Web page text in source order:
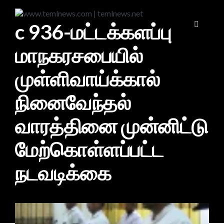
c 936-மட்டக்களப்பு
மாநகரசபையில்
முள்ளிவாய்க்கால்
நினைவேந்தல்
வாரத்தினை முன்னிட்டு
மேற்கொள்ளப்பட்ட
நடவடிக்கை